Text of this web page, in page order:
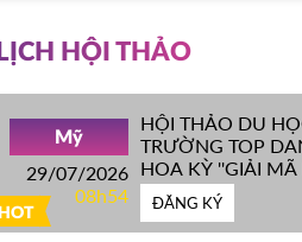
LỊCH HỘI THẢO
HOT
Mỹ
29/07/2026
08h54
HỘI THẢO DU
TRƯỜNG TOP
HOA KỲ ''GIẢI MÃ
IVY LEAGUE''
ĐĂNG KÝ